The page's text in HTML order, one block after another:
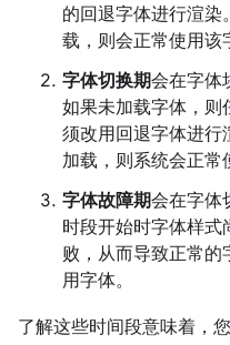
的回退字体进行渲染
载，则会正常使用该
字体切换期会在字体
如果未加载字体，则
须改用回退字体进行
加载，则系统会正常
字体故障期会在字体
时段开始时字体样式
败，从而导致正常的
用字体。
了解这些时间段意味着，